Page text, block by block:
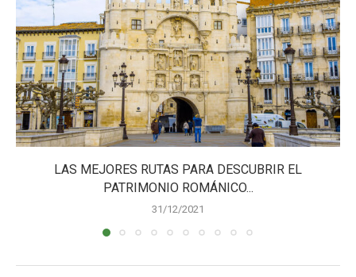
LAS MEJORES RUTAS PARA DESCUBRIR EL
PATRIMONIO ROMÁNICO...
31/12/2021